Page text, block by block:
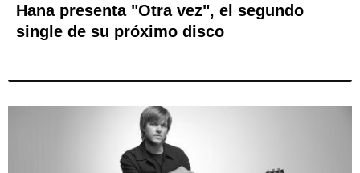
Hana presenta "Otra vez", el segundo
single de su próximo disco